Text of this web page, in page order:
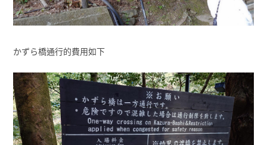
かずら橋通行的費用如下